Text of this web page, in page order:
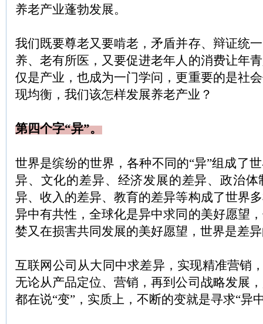
养老产业蓬勃发展。
我们既要尊老又要啃老，矛盾并存、辩证统
养、老有所医，又要促进老年人的消费让年
仅是产业，也成为一门学问，更重要的是社
现均衡，我们该怎样发展养老产业？
第四个字“异”。
世界是缤纷的世界，各种不同的“异”组成了
异、文化的差异、经济发展的差异、政治
异、收入的差异、教育的差异等构成了世界
异中有共性，全球化是异中求同的美好愿望
婪又在损害共同发展的美好愿望，世界是差
互联网公司从大同中求差异，实现精准营销
无论从产品定位、营销，再到公司战略发展
都在说“变”，实质上，不断的变就是寻求“异